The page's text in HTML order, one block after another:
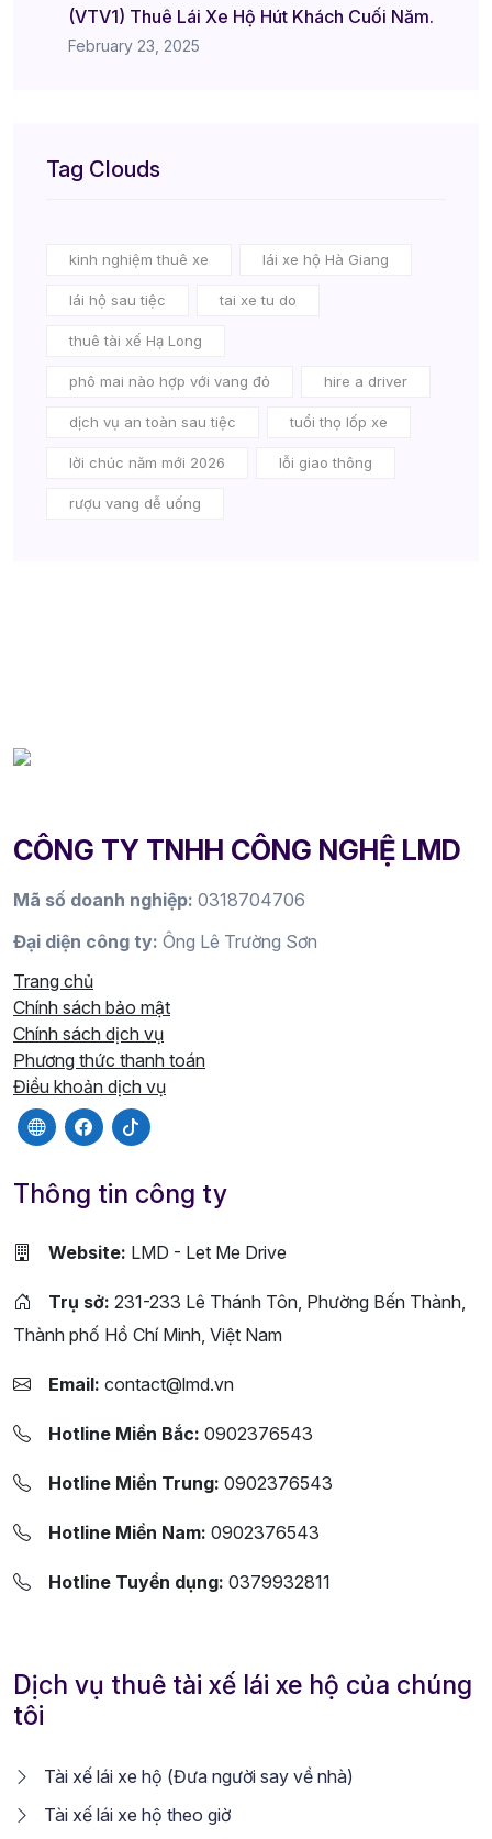
(VTV1) Thuê Lái Xe Hộ Hút Khách Cuối Năm.
February 23, 2025
Tag Clouds
kinh nghiệm thuê xe lái xe hộ Hà Giang
lái hộ sau tiệc tai xe tu do
thuê tài xế Hạ Long
phô mai nào hợp với vang đỏ hire a driver
dịch vụ an toàn sau tiệc tuổi thọ lốp xe
lời chúc năm mới 2026 lỗi giao thông
rượu vang dễ uống
CÔNG TY TNHH CÔNG NGHỆ LMD
Mã số doanh nghiệp: 0318704706
Đại diện công ty: Ông Lê Trường Sơn
Trang chủ
Chính sách bảo mật
Chính sách dịch vụ
Phương thức thanh toán
Điều khoản dịch vụ
Thông tin công ty
Website: LMD - Let Me Drive
Trụ sở: 231-233 Lê Thánh Tôn, Phường Bến Thành,
Thành phố Hồ Chí Minh, Việt Nam
Email: contact@lmd.vn
Hotline Miền Bắc: 0902376543
Hotline Miền Trung: 0902376543
Hotline Miền Nam: 0902376543
Hotline Tuyển dụng: 0379932811
Dịch vụ thuê tài xế lái xe hộ của chúng
tôi
Tài xế lái xe hộ (Đưa người say về nhà)
Tài xế lái xe hộ theo giờ